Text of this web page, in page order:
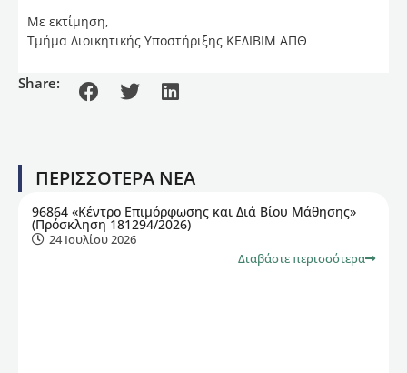
Με εκτίμηση,
Τμήμα Διοικητικής Υποστήριξης ΚΕΔΙΒΙΜ ΑΠΘ
Share:
ΠΕΡΙΣΣΟΤΕΡΑ ΝΕΑ
96864 «Κέντρο Επιμόρφωσης και Διά Βίου Μάθησης»
(Πρόσκληση 181294/2026)
24 Ιουλίου 2026
Διαβάστε περισσότερα